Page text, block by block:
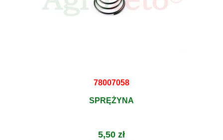
78007058
SPRĘŻYNA
5,50 zł